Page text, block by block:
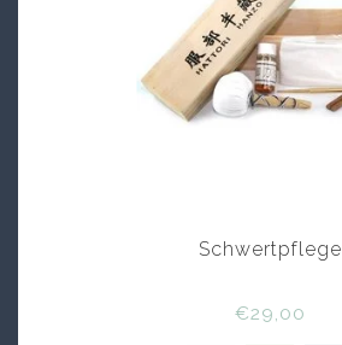
Schwertpflege
€29,00